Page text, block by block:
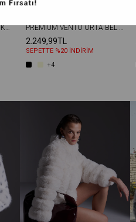
PREMIUM PAMUKLU KISA KOL VATKALI KADIN TIŞÖRT PEMBE PREMIUM VENTO ORTA BEL KISA PAÇA LYCRA PANTOLON LACIVERT
2.249,99TL
SEPETTE %20 İNDİRİM
+4